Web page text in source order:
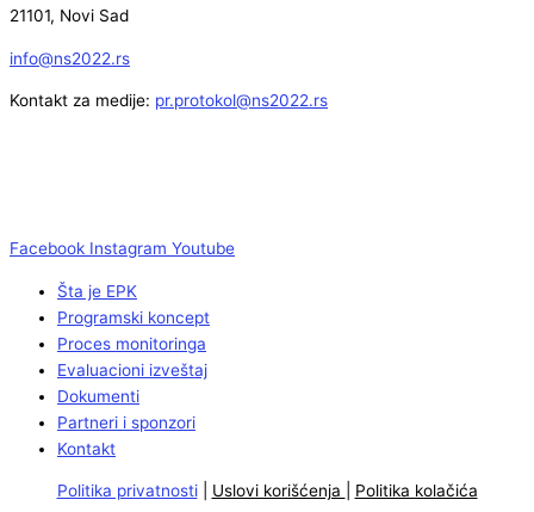
21101, Novi Sad
info@ns2022.rs
Kontakt za medije: pr.protokol@ns2022.rs
Facebook Instagram Youtube
Šta je EPK
Programski koncept
Proces monitoringa
Evaluacioni izveštaj
Dokumenti
Partneri i sponzori
Kontakt
Politika privatnosti| Uslovi korišćenja Politika kolačića